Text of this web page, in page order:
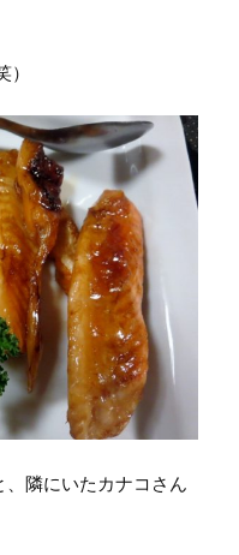
、隣にいたカナコさん